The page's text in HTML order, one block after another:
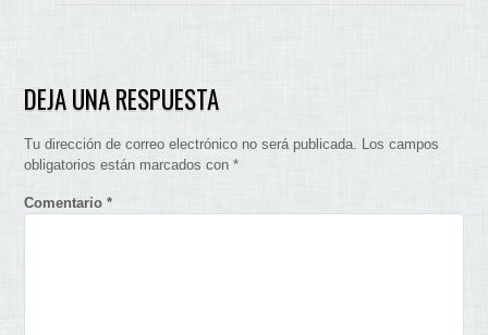
DEJA UNA RESPUESTA
Tu dirección de correo electrónico no será publicada. Los campos
obligatorios están marcados con*
Comentario*